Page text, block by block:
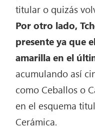
titular o quizás
Por otro lado,
presente ya que
amarilla en el
acumulando así
como Ceballos o
en el esquema
Cerámica.